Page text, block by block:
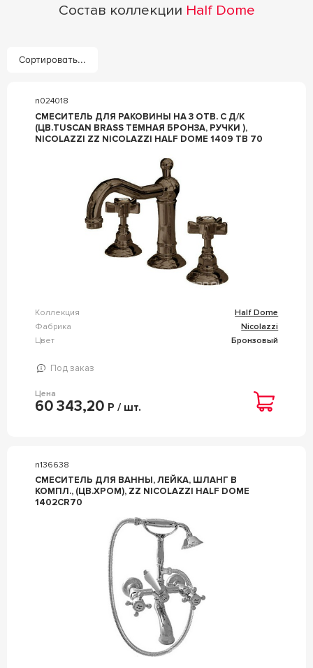
Состав коллекции Half Dome
Сортировать...
n024018
СМЕСИТЕЛЬ ДЛЯ РАКОВИНЫ НА 3 ОТВ. С Д/К
(ЦВ.TUSCAN BRASS ТЕМНАЯ БРОНЗА, РУЧКИ ),
NICOLAZZI ZZ NICOLAZZI HALF DOME 1409 TB 70
Коллекция
Half Dome
Фабрика
Nicolazzi
Цвет
Бронзовый
Под заказ
Цена
60 343,20 Р / шт.
n136638
СМЕСИТЕЛЬ ДЛЯ ВАННЫ, ЛЕЙКА, ШЛАНГ В
КОМПЛ., (ЦВ.ХРОМ), ZZ NICOLAZZI HALF DOME
1402CR70